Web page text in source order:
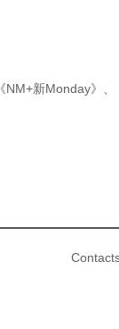
《NM+新Monday》